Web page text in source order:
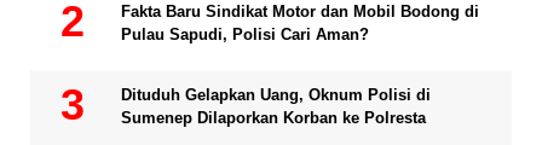
Fakta Baru Sindikat Motor dan Mobil Bodong di
Pulau Sapudi, Polisi Cari Aman?
Dituduh Gelapkan Uang, Oknum Polisi di
Sumenep Dilaporkan Korban ke Polresta